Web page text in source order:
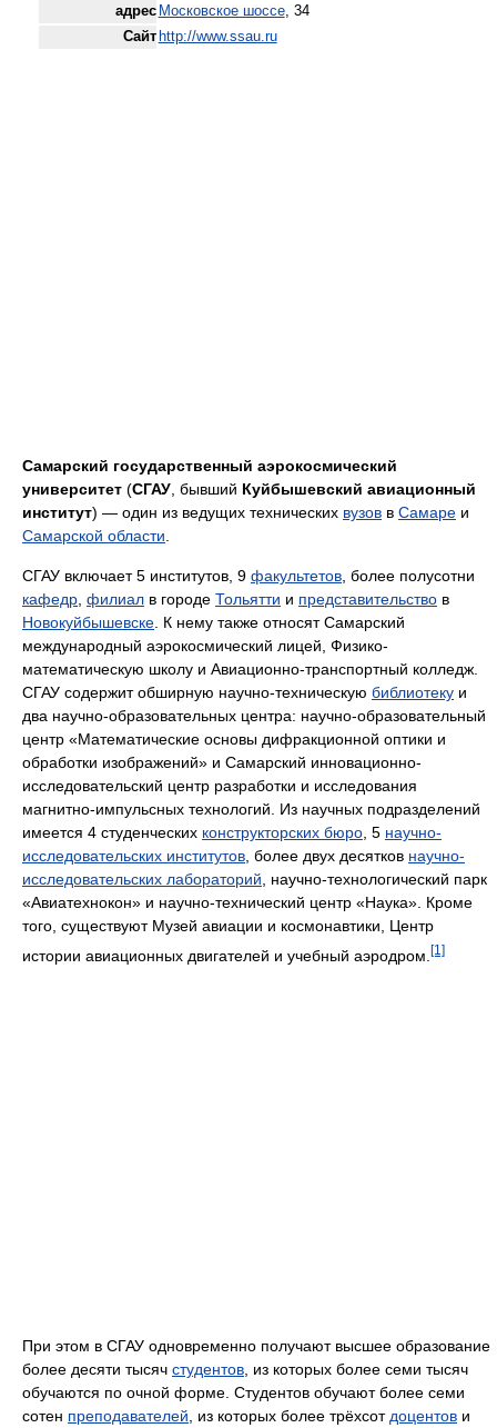
адрес Московское шоссе, 34
Сайт http://www.ssau.ru
Самарский государственный аэрокосмический
университет (СГАУ, бывший Куйбышевский авиационный
институт) — один из ведущих технических вузов в Самаре и
Самарской области.
СГАУ включает 5 институтов, 9 факультетов, более полусотни
кафедр, филиал в городе Тольятти и представительство в
Новокуйбышевске. К нему также относят Самарский
международный аэрокосмический лицей, Физико-
математическую школу и Авиационно-транспортный колледж.
СГАУ содержит обширную научно-техническую библиотеку и
два научно-образовательных центра: научно-образовательный
центр «Математические основы дифракционной оптики и
обработки изображений» и Самарский инновационно-
исследовательский центр разработки и исследования
магнитно-импульсных технологий. Из научных подразделений
имеется 4 студенческих конструкторских бюро, 5 научно-
исследовательских институтов, более двух десятков научно-
исследовательских лабораторий, научно-технологический парк
«Авиатехнокон» и научно-технический центр «Наука». Кроме
того, существуют Музей авиации и космонавтики, Центр
истории авиационных двигателей и учебный аэродром. [1]
При этом в СГАУ одновременно получают высшее образование
более десяти тысяч студентов , из которых более семи тысяч
обучаются по очной форме. Студентов обучают более семи
сотен преподавателей , из которых более трёхсот доцентов и